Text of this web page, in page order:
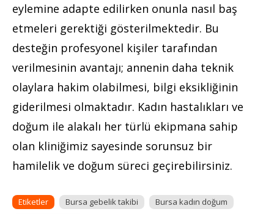
eylemine adapte edilirken onunla nasıl baş
etmeleri gerektiği gösterilmektedir. Bu
desteğin profesyonel kişiler tarafından
verilmesinin avantajı; annenin daha teknik
olaylara hakim olabilmesi, bilgi eksikliğinin
giderilmesi olmaktadır. Kadın hastalıkları ve
doğum ile alakalı her türlü ekipmana sahip
olan kliniğimiz sayesinde sorunsuz bir
hamilelik ve doğum süreci geçirebilirsiniz.
Etiketler Bursa gebelik takibi
Bursa kadın doğum